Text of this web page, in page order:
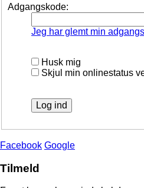
Adgangskode:
Jeg har glemt min
Husk mig
Skjul min onlinestatus
Facebook Google
Tilmeld